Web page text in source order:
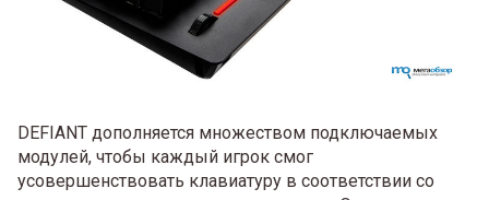
DEFIANT дополняется множеством подключаемых
модулей, чтобы каждый игрок смог
усовершенствовать клавиатуру в соответствии со